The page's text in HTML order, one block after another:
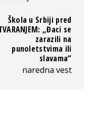
Škola u Srbiji pred
„Đaci se
zarazili na
punoletstvima ili
slavama“
naredna vest